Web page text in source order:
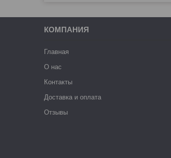
КОМПАНИЯ
Главная
О нас
Контакты
Доставка и оплата
Отзывы